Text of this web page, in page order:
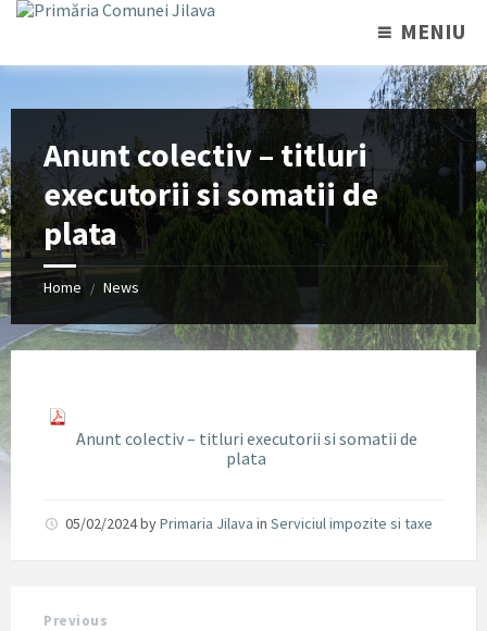
MENIU
Anunt colectiv – titluri
executorii si somatii de
plata
Home / News
Anunt colectiv – titluri executorii si somatii de
plata
05/02/2024byPrimaria Jilava in Serviciul impozite si taxe
Previous